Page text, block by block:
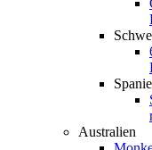
Australien